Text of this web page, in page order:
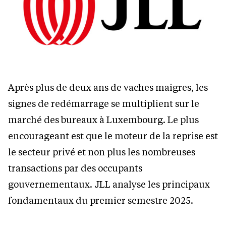
Après plus de deux ans de vaches maigres, les
signes de redémarrage se multiplient sur le
marché des bureaux à Luxembourg. Le plus
encourageant est que le moteur de la reprise est
le secteur privé et non plus les nombreuses
transactions par des occupants
gouvernementaux. JLL analyse les principaux
fondamentaux du premier semestre 2025.